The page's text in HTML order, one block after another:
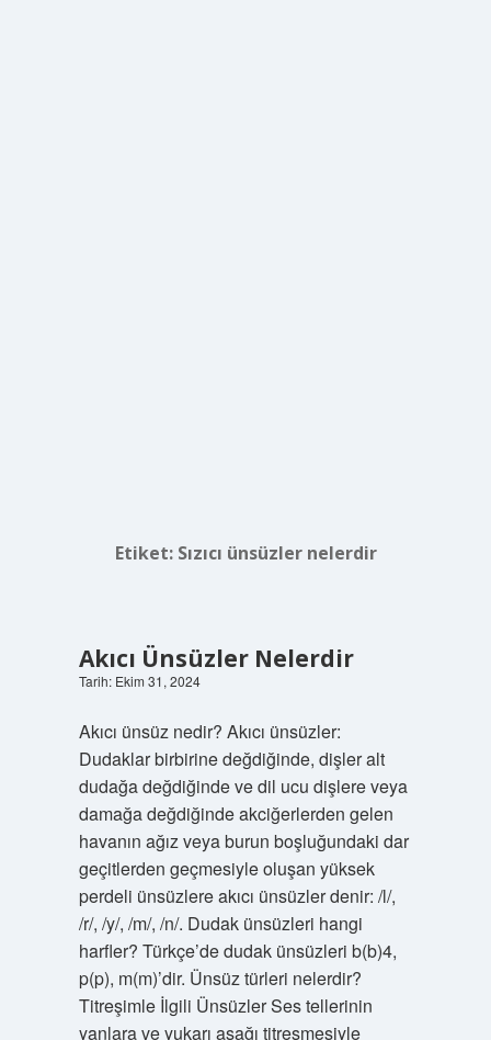
Etiket: Sızıcı ünsüzler nelerdir
Akıcı Ünsüzler Nelerdir
Tarih: Ekim 31, 2024
Akıcı ünsüz nedir? Akıcı ünsüzler:
Dudaklar birbirine değdiğinde, dişler alt
dudağa değdiğinde ve dil ucu dişlere veya
damağa değdiğinde akciğerlerden gelen
havanın ağız veya burun boşluğundaki dar
geçitlerden geçmesiyle oluşan yüksek
perdeli ünsüzlere akıcı ünsüzler denir: /l/,
/r/, /y/, /m/, /n/. Dudak ünsüzleri hangi
harfler? Türkçe’de dudak ünsüzleri b(b)4,
p(p), m(m)’dir. Ünsüz türleri nelerdir?
Titreşimle İlgili Ünsüzler Ses tellerinin
yanlara ve yukarı aşağı titreşmesiyle